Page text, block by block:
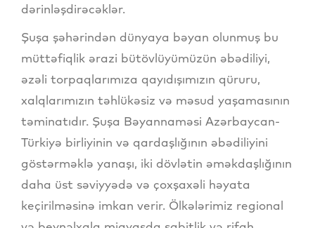
dərinləşdirəcəklər.
Şuşa şəhərindən dünyaya bəyan olunmuş bu
müttəfiqlik ərazi bütövlüyümüzün əbədiliyi,
əzəli torpaqlarımıza qayıdışımızın qüruru,
xalqlarımızın təhlükəsiz və məsud yaşamasının
təminatıdır. Şuşa Bəyannaməsi Azərbaycan-
Türkiyə birliyinin və qardaşlığının əbədiliyini
göstərməklə yanaşı, iki dövlətin əməkdaşlığının
daha üst səviyyədə və çoxşaxəli həyata
keçirilməsinə imkan verir. Ölkələrimiz regional